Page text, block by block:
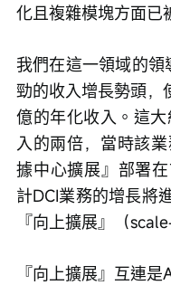
化且複雜模塊方面已
我們在這一領域的
勁的收入增長勢頭，
億的年化收入。這
入的兩倍，當時該
據中心擴展』部署
計DCI業務的增長將
『向上擴展』（
『向上擴展』互連